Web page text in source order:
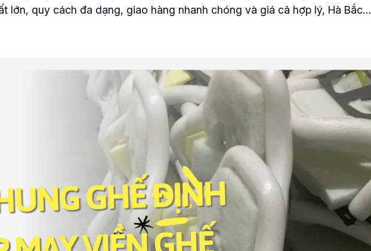
lớn, quy cách đa dạng, giao hàng nhanh chóng và giá cả hợp lý, Hà Bắc…